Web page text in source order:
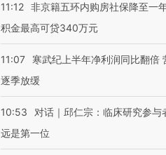
11:12 非京籍五环内购房社保降至一
积金最高可贷340万元
11:07
寒武纪上半年净利润同比翻倍
逐季放缓
10:53
对话｜邱仁宗：临床研究参与
远是第一位